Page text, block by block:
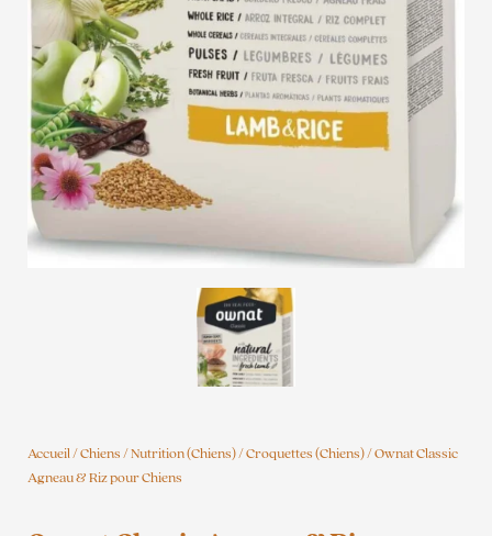
Accueil/Chiens/Nutrition (Chiens)/Croquettes (Chiens)/ Ownat Classic
Agneau & Riz pour Chiens